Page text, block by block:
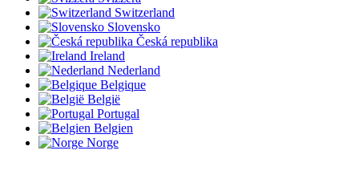
Switzerland
Slovensko
Česká republika
Ireland
Nederland
Belgique
België
Portugal
Belgien
Norge